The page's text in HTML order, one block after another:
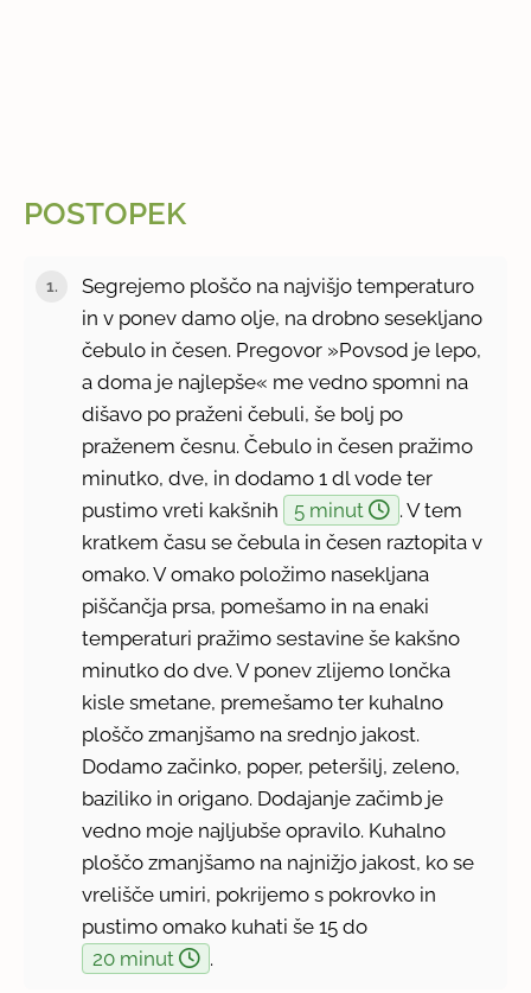
POSTOPEK
Segrejemo ploščo na najvišjo temperaturo
in v ponev damo olje, na drobno sesekljano
čebulo in česen. Pregovor »Povsod je lepo,
a doma je najlepše« me vedno spomni na
dišavo po praženi čebuli, še bolj po
praženem česnu. Čebulo in česen pražimo
minutko, dve, in dodamo 1 dl vode ter
pustimo vreti kakšnih
5 minut
. V tem
kratkem času se čebula in česen raztopita v
omako. V omako položimo nasekljana
piščančja prsa, pomešamo in na enaki
temperaturi pražimo sestavine še kakšno
minutko do dve. V ponev zlijemo lončka
kisle smetane, premešamo ter kuhalno
ploščo zmanjšamo na srednjo jakost.
Dodamo začinko, poper, peteršilj, zeleno,
baziliko in origano. Dodajanje začimb je
vedno moje najljubše opravilo. Kuhalno
ploščo zmanjšamo na najnižjo jakost, ko se
vrelišče umiri, pokrijemo s pokrovko in
pustimo omako kuhati še 15 do
20 minut
.